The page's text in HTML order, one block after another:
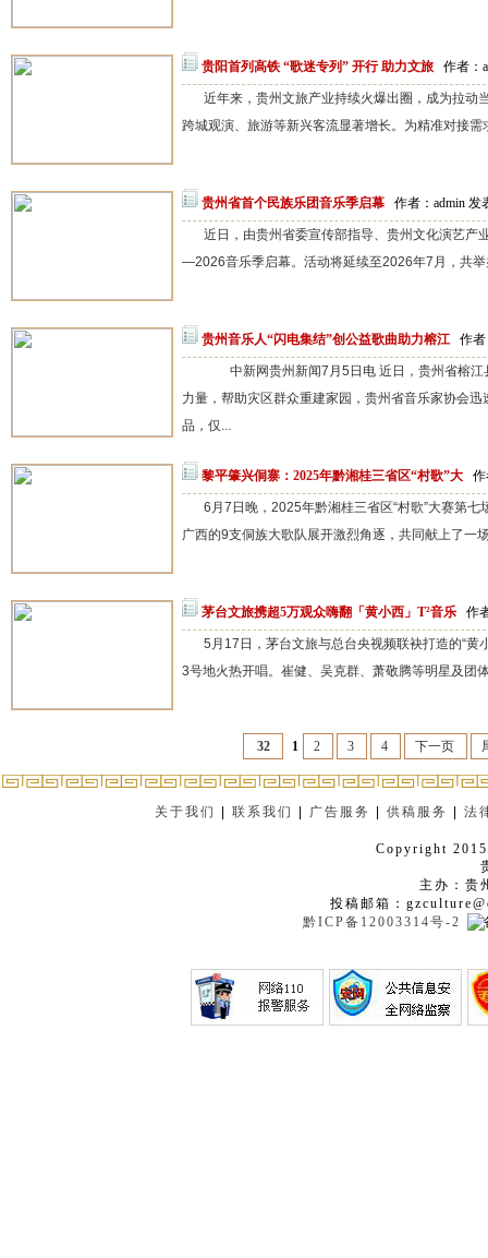
贵阳首列高铁 “歌迷专列” 开行 助力文旅 作者：
近年来，贵州文旅产业持续火爆出圈，成为拉动
跨城观演、旅游等新兴客流显著增长。为精准对接
贵州省首个民族乐团音乐季启幕 作者：admin 发
近日，由贵州省委宣传部指导、贵州文化演艺产
—2026音乐季启幕。活动将延续至2026年7月，共
贵州音乐人“闪电集结”创公益歌曲助力榕江 作者
中新网贵州新闻7月5日电 近日，贵州省榕江
力量，帮助灾区群众重建家园，贵州省音乐家协会
品，仅...
黎平肇兴侗寨：2025年黔湘桂三省区“村歌”大 作
6月7日晚，2025年黔湘桂三省区“村歌”大赛第
广西的9支侗族大歌队展开激烈角逐，共同献上了一
茅台文旅携超5万观众嗨翻「黄小西」T²音乐 作
5月17日，茅台文旅与总台央视频联袂打造的“黄
3号地火热开唱。崔健、吴克群、萧敬腾等明星及团
32 1 2 3 4 下一页
关于我们 |联系我们 广告服务 |供稿服务 |法
Copyright
主办：贵
投稿邮箱：
黔ICP备12003314号-2